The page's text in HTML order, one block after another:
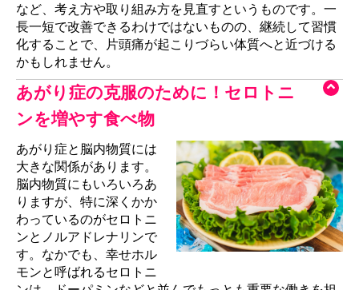
など、考え方や取り組み方を見直すというものです。一
長一短で改善できるわけではないものの、継続して習慣
化することで、片頭痛が起こりづらい体質へと近づける
かもしれません。
あがり症の克服のために！セロトニ
ンを増やす食べ物
あがり症と脳内物質には
大きな関係があります。
脳内物質にもいろいろあ
りますが、特に深くかか
わっているのがセロトニ
ンとノルアドレナリンで
す。なかでも、幸せホル
モンと呼ばれるセロトニ